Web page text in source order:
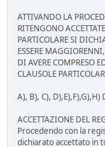
ATTIVANDO LA
RITENGONO
PARTICOLARE SI
ESSERE
DI AVERE COMPRESO
CLAUSOLE
A), B), C), D),E),F),G),H)
ACCETTAZIONE DEL
Procedendo con la
dichiarato accettato in